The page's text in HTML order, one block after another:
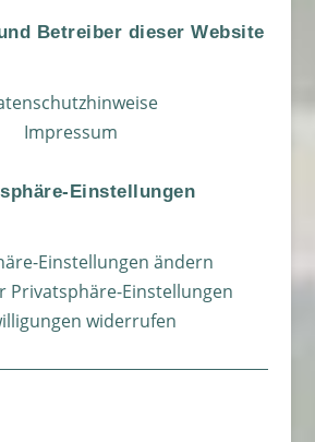
Betreiber dieser Website
Impressum
Einstellungen
Einstellungen ändern
Privatsphäre-Einstellungen
widerrufen